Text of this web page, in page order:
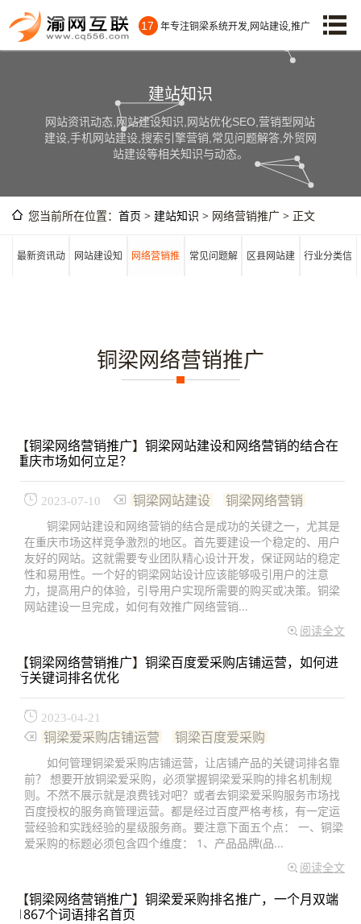
17 年专注铜梁系统开发,网站建设,推广
建站知识
网站资讯动态,网站建设知识,网站优化SEO,营销型网站
建设,手机网站建设,搜索引擎营销,常见问题解答,外贸网
站建设等相关知识与动态。
您当前所在位置： 首页 > 建站知识 > 网络营销推广 > 正文
最新资讯动 网站建设知 网络营销推 常见问题解 区县网站建 行业分类信
铜梁网络营销推广
【铜梁网络营销推广】 铜梁网站建设和网络营销的结合在
重庆市场如何立足？
2023-07-10 铜梁网站建设 铜梁网络营销
铜梁网站建设和网络营销的结合是成功的关键之一，尤其是
在重庆市场这样竞争激烈的地区。首先要建设一个稳定的、用户
友好的网站。这就需要专业团队精心设计开发，保证网站的稳定
性和易用性。一个好的铜梁网站设计应该能够吸引用户的注意
力，提高用户的体验，引导用户实现所需要的购买或决策。铜梁
网站建设一旦完成，如何有效推广网络营销...
阅读全文
【铜梁网络营销推广】 铜梁百度爱采购店铺运营，如何进
行关键词排名优化
2023-04-21
铜梁爱采购店铺运营 铜梁百度爱采购
如何管理铜梁爱采购店铺运营，让店铺产品的关键词排名靠
前？ 想要开放铜梁爱采购，必须掌握铜梁爱采购的排名机制规
则。不然不展示就是浪费钱对吧？或者去铜梁爱采购服务市场找
百度授权的服务商管理运营。都是经过百度严格考核，有一定运
营经验和实践经验的星级服务商。要注意下面五个点： 一、铜梁
爱采购的标题必须包含四个维度： 1、产品品牌(品...
阅读全文
【铜梁网络营销推广】 铜梁爱采购排名推广，一个月双端
1867个词语排名首页